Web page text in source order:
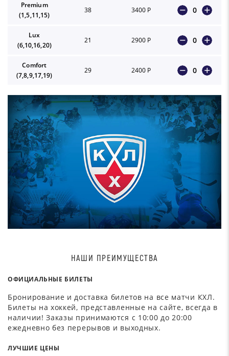
Premium
(1,5,11,15)
38 3400 Р 0
Lux
(6,10,16,20)
21 2900 Р 0
Comfort
(7,8,9,17,19)
29 2400 Р 0
НАШИ ПРЕИМУЩЕСТВА
ОФИЦИАЛЬНЫЕ БИЛЕТЫ
Бронирование и доставка билетов на все матчи КХЛ.
Билеты на хоккей, представленные на сайте, всегда в
наличии! Заказы принимаются с 10:00 до 20:00
ежедневно без перерывов и выходных.
ЛУЧШИЕ ЦЕНЫ